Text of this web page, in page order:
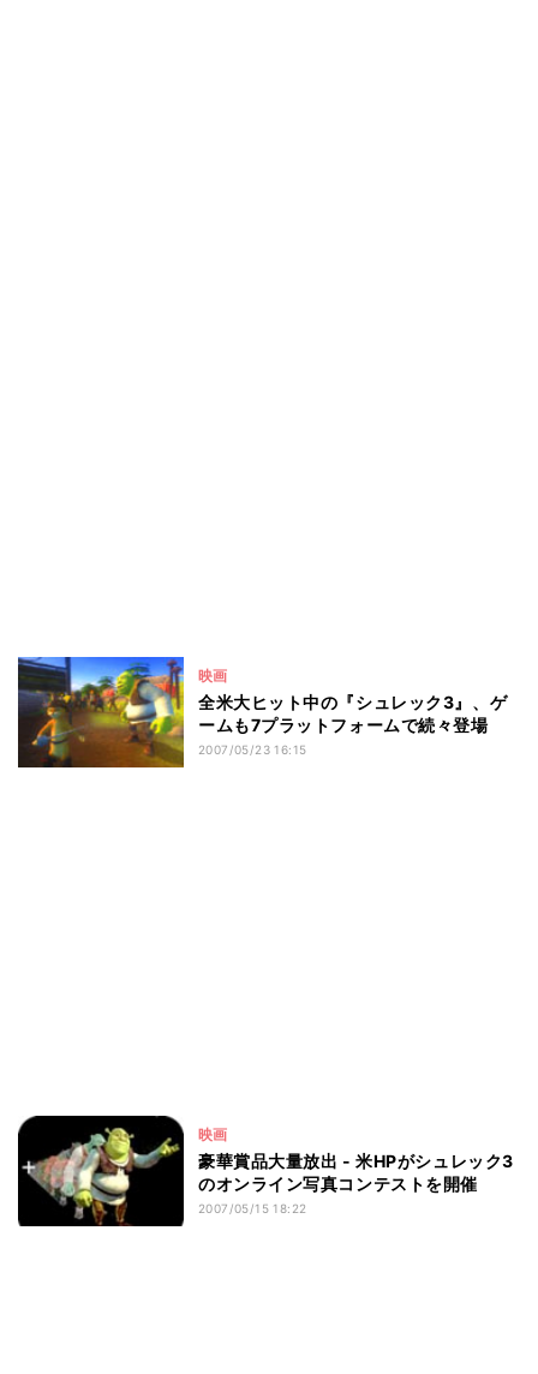
映画
全米大ヒット中の『シュレック3』、ゲ
ームも7プラットフォームで続々登場
2007/05/23 16:15
映画
豪華賞品大量放出 - 米HPがシュレック3
のオンライン写真コンテストを開催
2007/05/15 18:22